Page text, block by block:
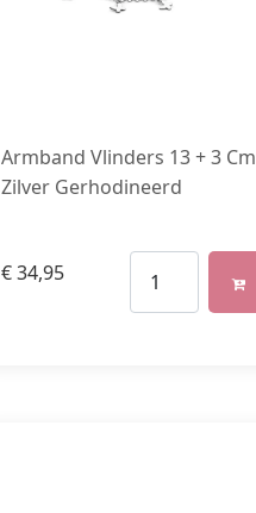
Armband Vlinders 13 + 3 Cm
Zilver Gerhodineerd
€34,95